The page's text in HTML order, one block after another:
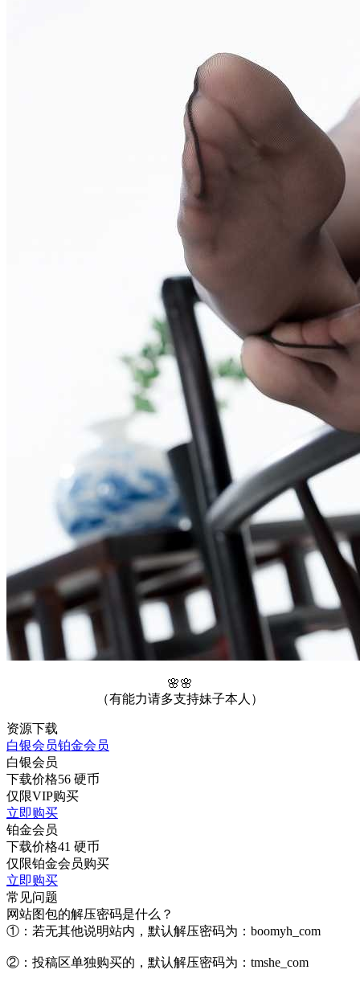
🌸🌸
（有能力请多支持妹子本人）
资源下载
白银会员铂金会员
白银会员
下载价格56 硬币
仅限VIP购买
立即购买
铂金会员
下载价格41 硬币
仅限铂金会员购买
立即购买
常见问题
网站图包的解压密码是什么？
①：若无其他说明站内，默认解压密码为：boomyh_com
②：投稿区单独购买的，默认解压密码为：tmshe_com